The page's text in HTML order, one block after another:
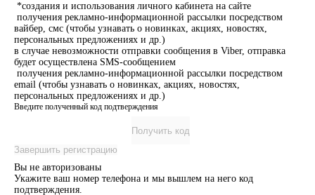
*создания и использования личного кабинета на сайте
получения рекламно-информационной рассылки посредством
вайбер, смс (чтобы узнавать о новинках, акциях, новостях,
персональных предложениях и др.)
в случае невозможности отправки сообщения в Viber, отправка
будет осуществлена SMS-сообщением
получения рекламно-информационной рассылки посредством
email (чтобы узнавать о новинках, акциях, новостях,
персональных предложениях и др.)
Введите полученный код подтверждения
Получить код
Завершить регистрацию
Вы не авторизованы
Укажите ваш номер телефона и мы вышлем на него код
подтверждения.